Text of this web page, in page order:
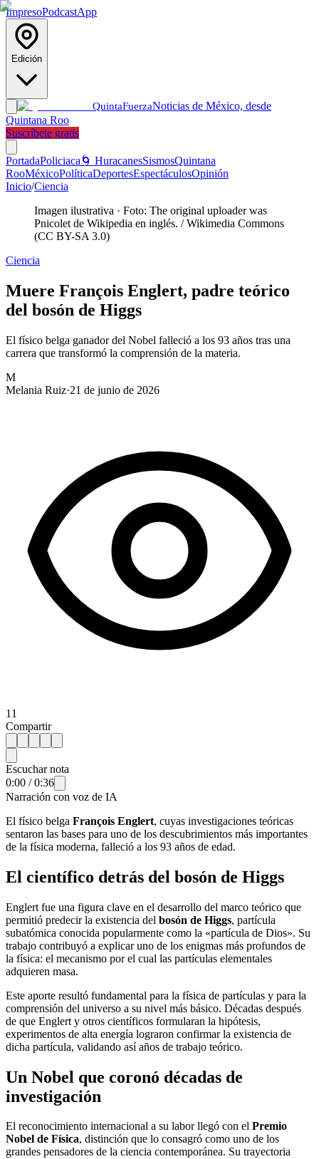
ImpresoPodcastApp
Edición
QuintaFuerzaNoticias de México, desde
Quintana Roo
Suscríbete gratis
PortadaPoliciaca 🌀 HuracanesSismosQuintana
RooMéxicoPolíticaDeportesEspectáculosOpinión
Inicio/Ciencia
Imagen ilustrativa · Foto: The original uploader was
Pnicolet de Wikipedia en inglés. / Wikimedia Commons
(CC BY-SA 3.0)
Ciencia
Muere François Englert, padre teórico
del bosón de Higgs
El físico belga ganador del Nobel falleció a los 93 años tras una
carrera que transformó la comprensión de la materia.
M
Melania Ruiz·21 de junio de 2026
11
Compartir
Escuchar nota
0:00 /0:36
Narración con voz de IA
El físico belga François Englert, cuyas investigaciones teóricas
sentaron las bases para uno de los descubrimientos más importantes
de la física moderna, falleció a los 93 años de edad.
El científico detrás del bosón de Higgs
Englert fue una figura clave en el desarrollo del marco teórico que
permitió predecir la existencia del bosón de Higgs, partícula
subatómica conocida popularmente como la «partícula de Dios». Su
trabajo contribuyó a explicar uno de los enigmas más profundos de
la física: el mecanismo por el cual las partículas elementales
adquieren masa.
Este aporte resultó fundamental para la física de partículas y para la
comprensión del universo a su nivel más básico. Décadas después
de que Englert y otros científicos formularan la hipótesis,
experimentos de alta energía lograron confirmar la existencia de
dicha partícula, validando así años de trabajo teórico.
Un Nobel que coronó décadas de
investigación
El reconocimiento internacional a su labor llegó con el Premio
Nobel de Física, distinción que lo consagró como uno de los
grandes pensadores de la ciencia contemporánea. Su trayectoria